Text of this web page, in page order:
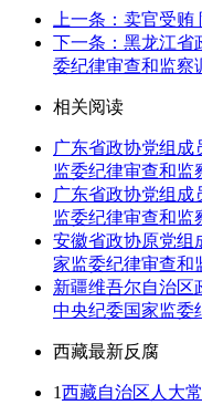
上一条：卖官受
下一条：黑龙江省
委纪律审查和监察
相关阅读
广东省政协党组成
监委纪律审查和监
广东省政协党组成
监委纪律审查和监
安徽省政协原党组
家监委纪律审查和
新疆维吾尔自治区
中央纪委国家监委
西藏最新反腐
1西藏自治区人大